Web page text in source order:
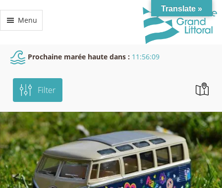
Menu
Prochaine marée haute dans : 11:56:06
Filter
Translate »